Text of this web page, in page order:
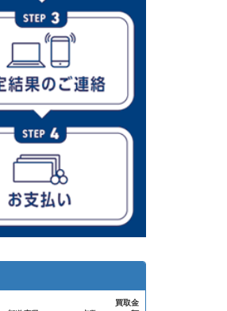
買取金